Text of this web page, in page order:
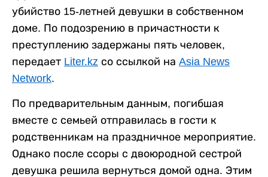
убийство 15-летней девушки в собственном
доме. По подозрению в причастности к
преступлению задержаны пять человек,
передает Liter.kz со ссылкой на Asia News
Network.
По предварительным данным, погибшая
вместе с семьей отправилась в гости к
родственникам на праздничное мероприятие.
Однако после ссоры с двоюродной сестрой
девушка решила вернуться домой одна. Этим